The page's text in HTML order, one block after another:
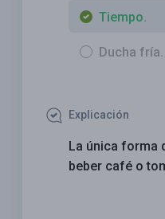
Tiempo.
Ducha fría.
Explicación
La única forma
beber café o